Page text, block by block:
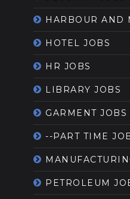
HARBOUR AND
HOTEL JOBS
HR JOBS
LIBRARY JOBS
GARMENT JOBS
--PART TIME
PETROLEUM